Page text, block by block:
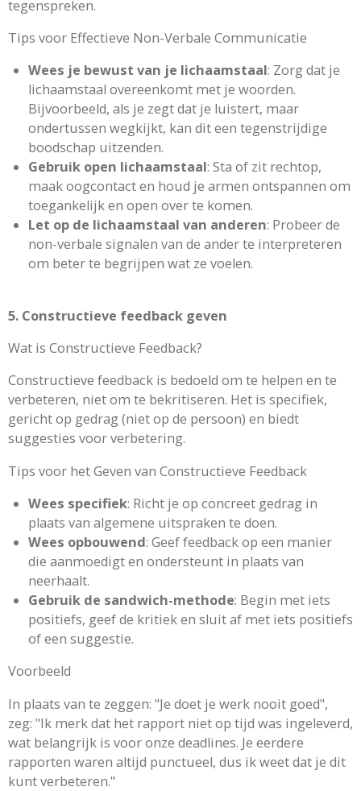
tegenspreken.
Tips voor Effectieve Non-Verbale Communicatie
Wees je bewust van je lichaamstaal: Zorg dat je
lichaamstaal overeenkomt met je woorden.
Bijvoorbeeld, als je zegt dat je luistert, maar
ondertussen wegkijkt, kan dit een tegenstrijdige
boodschap uitzenden.
Gebruik open lichaamstaal: Sta of zit rechtop,
maak oogcontact en houd je armen ontspannen om
toegankelijk en open over te komen.
Let op de lichaamstaal van anderen: Probeer de
non-verbale signalen van de ander te interpreteren
om beter te begrijpen wat ze voelen.
5. Constructieve feedback geven
Wat is Constructieve Feedback?
Constructieve feedback is bedoeld om te helpen en te
verbeteren, niet om te bekritiseren. Het is specifiek,
gericht op gedrag (niet op de persoon) en biedt
suggesties voor verbetering.
Tips voor het Geven van Constructieve Feedback
Wees specifiek: Richt je op concreet gedrag in
plaats van algemene uitspraken te doen.
Wees opbouwend: Geef feedback op een manier
die aanmoedigt en ondersteunt in plaats van
neerhaalt.
Gebruik de sandwich-methode: Begin met iets
positiefs, geef de kritiek en sluit af met iets positiefs
of een suggestie.
Voorbeeld
In plaats van te zeggen: "Je doet je werk nooit goed",
zeg: "Ik merk dat het rapport niet op tijd was ingeleverd,
wat belangrijk is voor onze deadlines. Je eerdere
rapporten waren altijd punctueel, dus ik weet dat je dit
kunt verbeteren."